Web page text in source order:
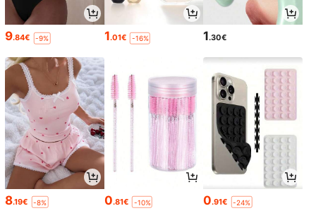
9.84€ -9% 1.01€ -16% 1.30€
8.19€ -8% 0.81€ -10% 0.91€ -24%